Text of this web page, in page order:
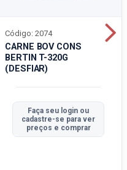
CARNE BOV CONS
BERTIN T-320G
(DESFIAR)
Código: 2074
Faça seu login ou
cadastre-se para ver
preços e comprar